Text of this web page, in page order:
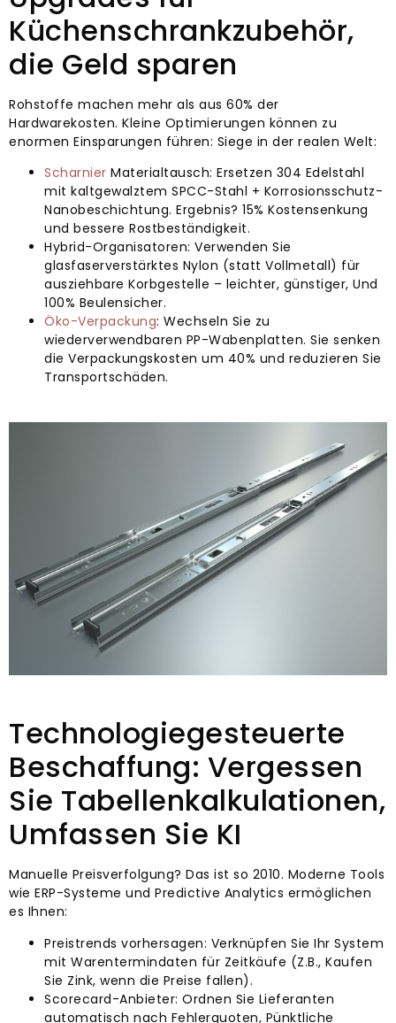
Küchenschrankzubehör,
die Geld sparen
Rohstoffe machen mehr als aus 60% der
Hardwarekosten. Kleine Optimierungen können zu
enormen Einsparungen führen: Siege in der realen Welt:
Scharnier Materialtausch: Ersetzen 304 Edelstahl
mit kaltgewalztem SPCC-Stahl + Korrosionsschutz-
Nanobeschichtung. Ergebnis? 15% Kostensenkung
und bessere Rostbeständigkeit.
Hybrid-Organisatoren: Verwenden Sie
glasfaserverstärktes Nylon (statt Vollmetall) für
ausziehbare Korbgestelle – leichter, günstiger, Und
100% Beulensicher.
Öko-Verpackung: Wechseln Sie zu
wiederverwendbaren PP-Wabenplatten. Sie senken
die Verpackungskosten um 40% und reduzieren Sie
Transportschäden.
Technologiegesteuerte
Beschaffung: Vergessen
Sie Tabellenkalkulationen,
Umfassen Sie KI
Manuelle Preisverfolgung? Das ist so 2010. Moderne Tools
wie ERP-Systeme und Predictive Analytics ermöglichen
es Ihnen:
Preistrends vorhersagen: Verknüpfen Sie Ihr System
mit Warentermindaten für Zeitkäufe (Z.B., Kaufen
Sie Zink, wenn die Preise fallen).
Scorecard-Anbieter: Ordnen Sie Lieferanten
automatisch nach Fehlerquoten, Pünktliche